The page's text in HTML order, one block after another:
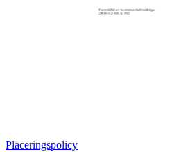
Placeringspolicy